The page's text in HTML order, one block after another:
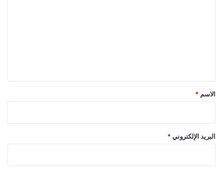
*
الاسم *
البريد الإلكتروني *